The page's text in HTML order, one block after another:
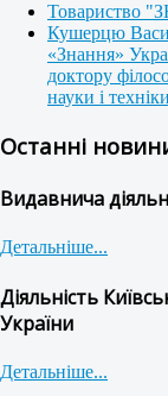
Товариство
Кушерцю
«Знання»
доктору
науки і
Останні
Видавнича
Детальніше...
Діяльність
України
Детальніше...